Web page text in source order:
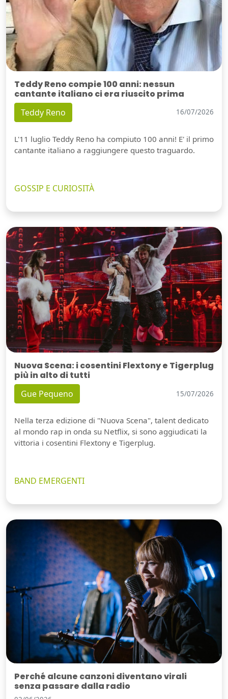
Teddy Reno compie 100 anni: nessun
cantante italiano ci era riuscito prima
Teddy Reno 16/07/2026
L'11 luglio Teddy Reno ha compiuto 100 anni! E' il primo
cantante italiano a raggiungere questo traguardo.
GOSSIP E CURIOSITÀ
Nuova Scena: i cosentini Flextony e Tigerplug
più in alto di tutti
Gue Pequeno 15/07/2026
Nella terza edizione di "Nuova Scena", talent dedicato
al mondo rap in onda su Netflix, si sono aggiudicati la
vittoria i cosentini Flextony e Tigerplug.
BAND EMERGENTI
Perché alcune canzoni diventano virali
senza passare dalla radio